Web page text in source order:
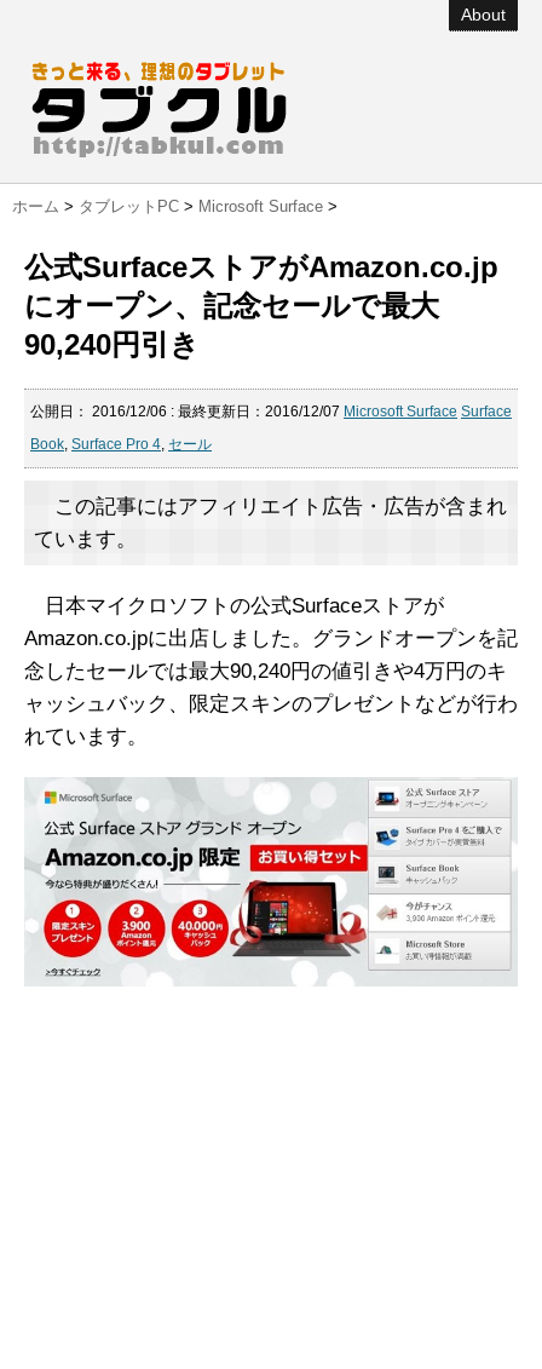
About
ホーム > タブレットPC > Microsoft Surface >
公式SurfaceストアがAmazon.co.jp
にオープン、記念セールで最大
90,240円引き
公開日： 2016/12/06 : 最終更新日：2016/12/07 Microsoft Surface Surface
Book, Surface Pro 4, セール
この記事にはアフィリエイト広告・広告が含まれ
ています。
日本マイクロソフトの公式Surfaceストアが
Amazon.co.jpに出店しました。グランドオープンを記
念したセールでは最大90,240円の値引きや4万円のキ
ャッシュバック、限定スキンのプレゼントなどが行わ
れています。